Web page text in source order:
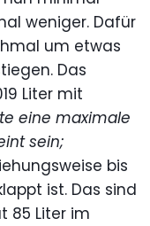
weniger. Dafür
um etwas
Das
Liter mit
eine maximale
sein;
bis
ist. Das sind
85 Liter im